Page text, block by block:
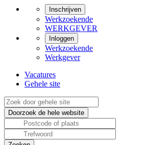
Inschrijven
Werkzoekende
WERKGEVER
Inloggen
Werkzoekende
Werkgever
Vacatures
Gehele site